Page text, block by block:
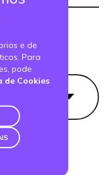
e de
Para
pode
de Cookies